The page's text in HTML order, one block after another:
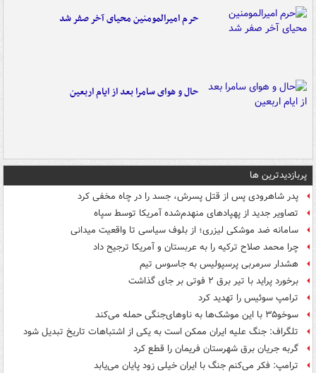
حرم امیرالمومنین محیای آخر صفر شد
حال و هوای سامرا بعد از ایام اربعین
پربازدیدترین ها
پدر شاهرودی پس از قتل پسرش، جسد را در چاه مخفی کرد
تصاویر جدید از پهپادهای منهدم‌شده آمریکا توسط سپاه
سامانه ضد موشکی لیزری؛ از بلوف سیاسی تا واقعیت میدانی
چرا محمد صلاح ترکیه را به عربستان و آمریکا ترجیح داد
هشدار سرمربی پرسپولیس به جاسوس تیم
برخورد پراید با تیر برق ۲ فوتی بر جای گذاشت
ترامپ سوئیس را تهدید کرد
سوخو۳۵ با این موشک‌ها به ناوهای‌جنگی حمله می‌کند
تلگراف: جنگ علیه ایران ممکن است به یکی از اشتباهات تاریخ تبدیل شود
گربه جریان برق شهرستان فریمان را قطع کرد
ترامپ: فکر می‌کنم جنگ با ایران خیلی زود پایان می‌یابد